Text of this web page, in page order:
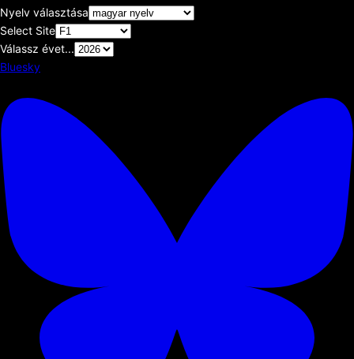
Nyelv választása
Select Site
Válassz évet...
Bluesky